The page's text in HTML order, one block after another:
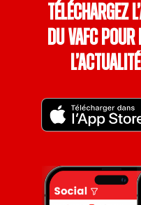
Téléchargez
du VAFC